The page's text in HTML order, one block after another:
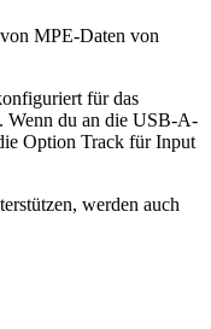
MPE-Daten von
für das
Wenn du an die USB-A-
Option Track für Input
werden auch